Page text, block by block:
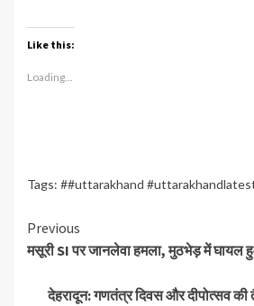
Like this:
Loading...
Tags: ##uttarakhand
Continue
Reading
Previous
मसूरी SI पर जानलेवा हमला, मुठभेड़ में घायल
देहरादून: गणतंत्र दिवस और दीपोत्सव की